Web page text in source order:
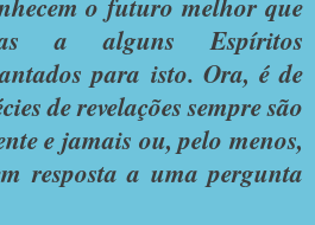
a alguns Espíritos
para isto. Ora, é de
de revelações sempre são
e jamais ou, pelo menos,
resposta a uma pergunta